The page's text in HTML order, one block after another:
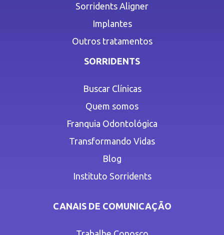
Sorridents Aligner
Implantes
Outros tratamentos
SORRIDENTS
Buscar Clínicas
Quem somos
Franquia Odontológica
Transformando Vidas
Blog
Instituto Sorridents
CANAIS DE COMUNICAÇÃO